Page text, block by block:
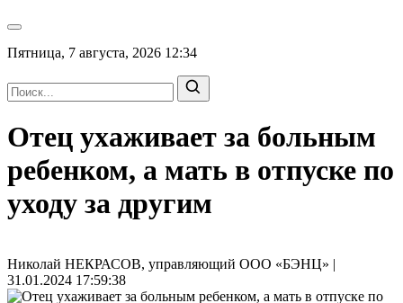
Пятница, 7 августа, 2026 12:34
Отец ухаживает за больным
ребенком, а мать в отпуске по
уходу за другим
Николай НЕКРАСОВ, управляющий ООО «БЭНЦ» |
31.01.2024 17:59:38